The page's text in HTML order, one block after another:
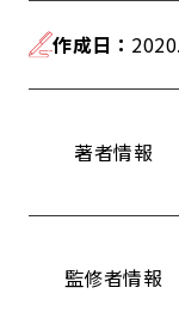
作成日 ：
著者情報
監修者情報